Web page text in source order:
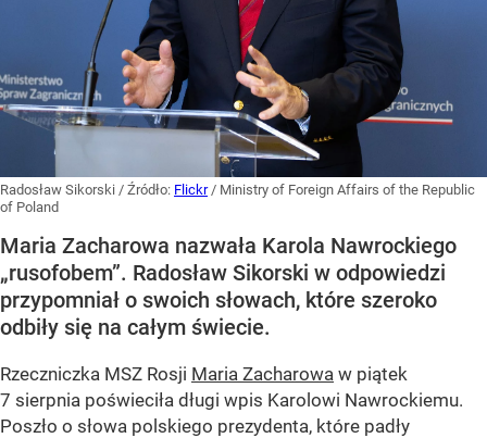
Radosław Sikorski / Źródło: Flickr / Ministry of Foreign Affairs of the Republic
of Poland
Maria Zacharowa nazwała Karola Nawrockiego
„rusofobem”. Radosław Sikorski w odpowiedzi
przypomniał o swoich słowach, które szeroko
odbiły się na całym świecie.
Rzeczniczka MSZ Rosji Maria Zacharowa w piątek
7 sierpnia poświeciła długi wpis Karolowi Nawrockiemu.
Poszło o słowa polskiego prezydenta, które padły